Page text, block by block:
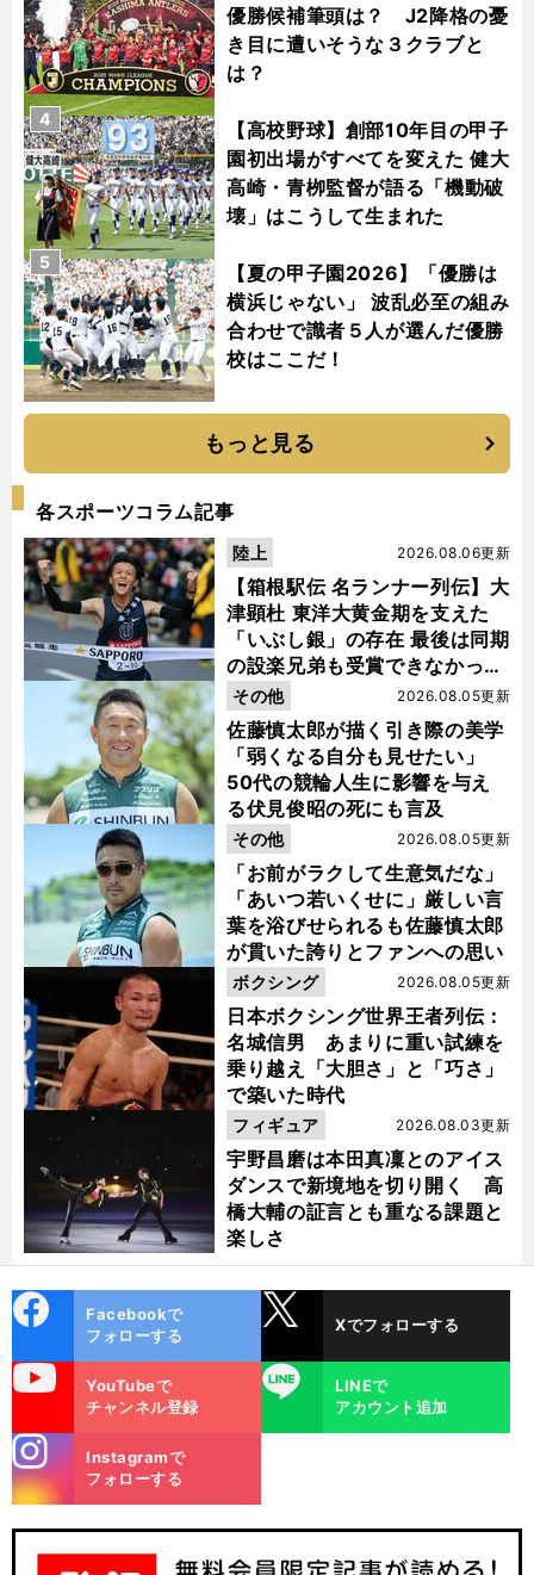
優勝候補筆頭は？ J2降格の憂
き目に遭いそうな３クラブと
は？
【高校野球】創部10年目の甲子
園初出場がすべてを変えた 健大
高崎・青栁監督が語る「機動破
壊」はこうして生まれた
4
【夏の甲子園2026】「優勝は
横浜じゃない」 波乱必至の組み
合わせで識者５人が選んだ優勝
校はここだ！
5
もっと見る
各スポーツコラム記事
【箱根駅伝 名ランナー列伝】大
津顕杜 東洋大黄金期を支えた
「いぶし銀」の存在 最後は同期
の設楽兄弟も受賞できなかった
金栗杯に輝く
2026.08.06更新
陸上
佐藤慎太郎が描く引き際の美学
「弱くなる自分も見せたい」
50代の競輪人生に影響を与え
る伏見俊昭の死にも言及
2026.08.05更新
その他
「お前がラクして生意気だな」
「あいつ若いくせに」厳しい言
葉を浴びせられるも佐藤慎太郎
が貫いた誇りとファンへの思い
2026.08.05更新
その他
日本ボクシング世界王者列伝：
名城信男 あまりに重い試練を
乗り越え「大胆さ」と「巧さ」
で築いた時代
2026.08.05更新
ボクシング
宇野昌磨は本田真凜とのアイス
ダンスで新境地を切り開く 高
橋大輔の証言とも重なる課題と
楽しさ
2026.08.03更新
フィギュア
ok
Facebookで
フォローする
Xでフォローする
YouTubeで
チャンネル登録
LINE
LINEで
アカウント追加
m
Instagramで
フォローする